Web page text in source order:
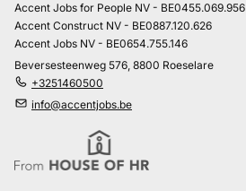
Accent Jobs for People NV - BE0455.069.956
Accent Construct NV - BE0887.120.626
Accent Jobs NV - BE0654.755.146
Beversesteenweg 576, 8800 Roeselare
+3251460500
info@accentjobs.be